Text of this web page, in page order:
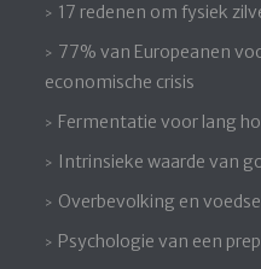
17 redenen om fysiek
77% van Europeanen
economische crisis
Fermentatie voor lang
Intrinsieke waarde van
Overbevolking en
Psychologie van een